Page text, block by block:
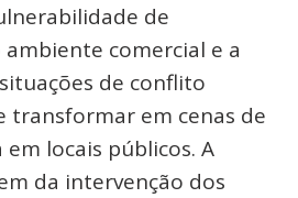
de
comercial e a
de conflito
transformar em cenas de
locais públicos. A
da intervenção dos